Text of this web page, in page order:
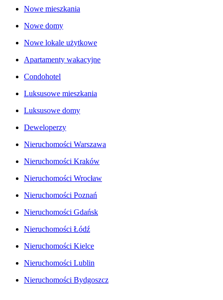
Nowe mieszkania
Nowe domy
Nowe lokale użytkowe
Apartamenty wakacyjne
Condohotel
Luksusowe mieszkania
Luksusowe domy
Deweloperzy
Nieruchomości Warszawa
Nieruchomości Kraków
Nieruchomości Wrocław
Nieruchomości Poznań
Nieruchomości Gdańsk
Nieruchomości Łódź
Nieruchomości Kielce
Nieruchomości Lublin
Nieruchomości Bydgoszcz